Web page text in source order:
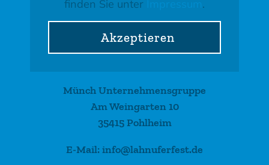
finden Sie unter
.
Akzeptieren
Münch Unternehmensgruppe
Am Weingarten 10
35415 Pohlheim
E-Mail: info@lahnuferfest.de